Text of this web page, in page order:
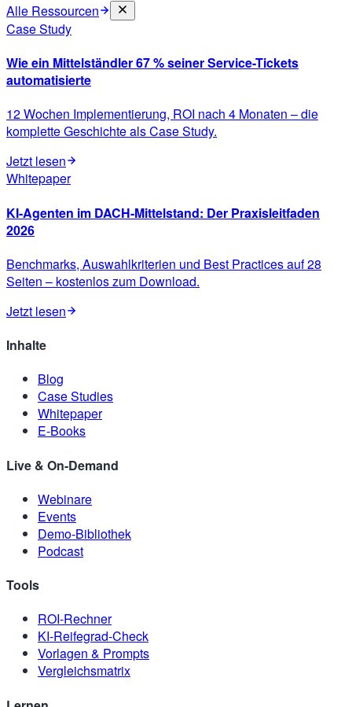
Alle Ressourcen
Case Study
Wie ein Mittelständler 67 % seiner Service-Tickets
automatisierte
12 Wochen Implementierung, ROI nach 4 Monaten – die
komplette Geschichte als Case Study.
Jetzt lesen
Whitepaper
KI-Agenten im DACH-Mittelstand: Der Praxisleitfaden
2026
Benchmarks, Auswahlkriterien und Best Practices auf 28
Seiten – kostenlos zum Download.
Jetzt lesen
Inhalte
Blog
Case Studies
Whitepaper
E-Books
Live & On-Demand
Webinare
Events
Demo-Bibliothek
Podcast
Tools
ROI-Rechner
KI-Reifegrad-Check
Vorlagen & Prompts
Vergleichsmatrix